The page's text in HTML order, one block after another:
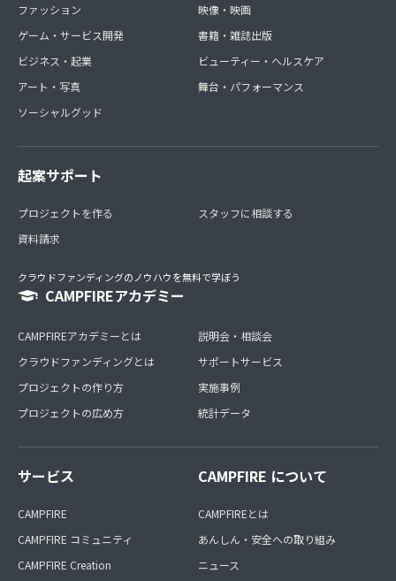
ファッション
ゲーム・サービス開発
ビジネス・起業
アート・写真
ソーシャルグッド
映像・映画
書籍・雑誌出版
ビューティー・ヘルスケア
舞台・パフォーマンス
起案サポート
プロジェクトを作る
資料請求
スタッフに相談する
クラウドファンディングのノウハウを無料で学ぼう
CAMPFIREアカデミー
CAMPFIREアカデミーとは
クラウドファンディングとは
プロジェクトの作り方
プロジェクトの広め方
説明会・相談会
サポートサービス
実施事例
統計データ
サービス
CAMPFIRE
CAMPFIRE コミュニティ
CAMPFIRE Creation
CAMPFIRE について
CAMPFIREとは
あんしん・安全への取り組み
ニュース